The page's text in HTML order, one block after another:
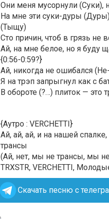
Они меня мусорнули
На мне эти суки-дуры
(Тыщу)
Сто причин, чтоб в грязь не
Ай, на мне белое, но я буду
{0:56-0:59?}
Ай, никогда не ошибался
Я на трэп запрыгнул как с
В обороте (?…) плиток — это
{Аутро : VERCHETTI}
Ай, ай, ай, и на нашей
трансы
(Ай, нет, мы не трансы, мы
TRXSTR, VERCHETTI,
Скачать песню с